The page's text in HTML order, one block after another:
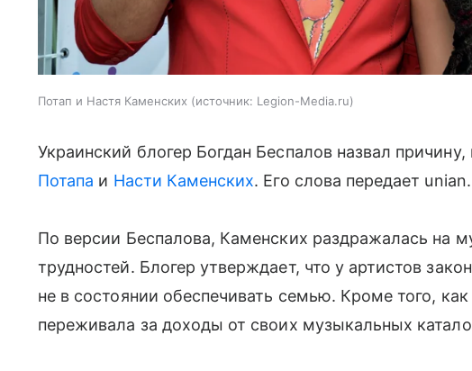
Потап и Настя Каменских источник: Legion-Media.ru
Украинский блогер Богдан Беспалов назвал
Потапа и Насти Каменских. Его слова передает
По версии Беспалова, Каменских раздражалась на
трудностей. Блогер утверждает, что у артистов
не в состоянии обеспечивать семью. Кроме того,
переживала за доходы от своих музыкальных